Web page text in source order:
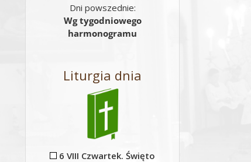
Dni powszednie:
Wg tygodniowego
harmonogramu
Liturgia dnia
6 VIII Czwartek. Święto